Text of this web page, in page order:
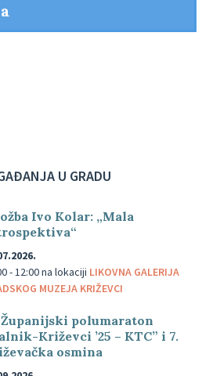
U GRADU
Ivo Kolar: „Mala
- 12:00na lokaciji LIKOVNA GALERIJA
MUZEJA KRIŽEVCI
Županijski polumaraton
Križevci ’25 – KTC” i 7.
osmina